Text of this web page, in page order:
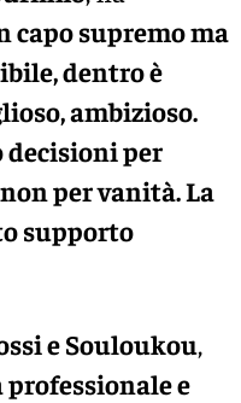
capo supremo ma
dentro è
ambizioso.
decisioni per
per vanità. La
supporto
e Souloukou,
professionale e